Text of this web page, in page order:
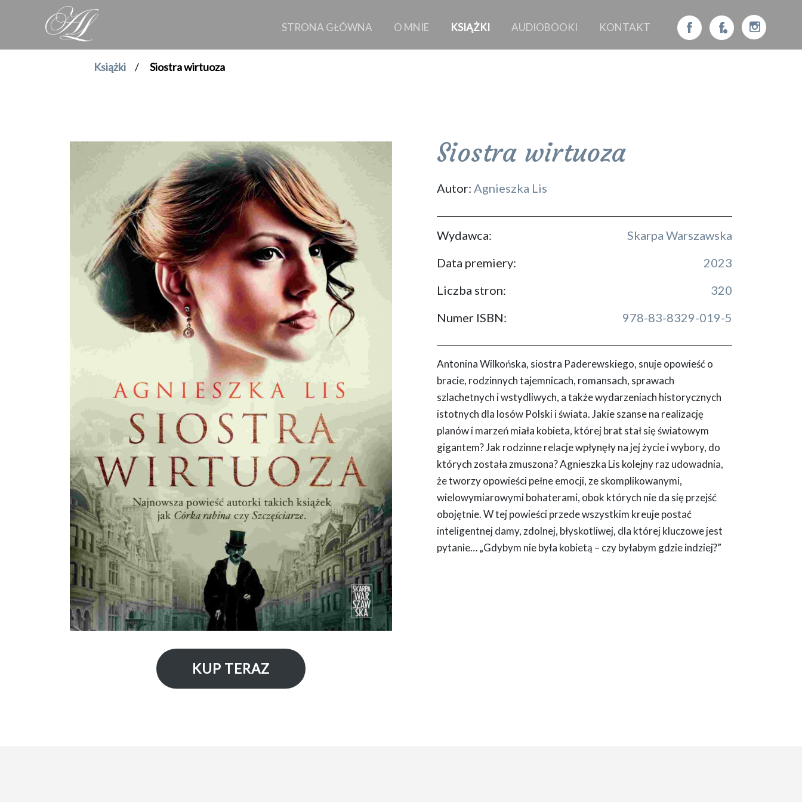
STRONA GŁÓWNA O MNIE KSIĄŻKI AUDIOBOOKI KONTAKT
Książki / Siostra wirtuoza
KUP TERAZ
Siostra wirtuoza
Autor: Agnieszka Lis
Wydawca:
Data premiery:
Liczba stron:
Numer ISBN:
Skarpa Warszawska
2023
320
978-83-8329-019-5
Antonina Wilkońska, siostra Paderewskiego, snuje opowieść o
bracie, rodzinnych tajemnicach, romansach, sprawach
szlachetnych i wstydliwych, a także wydarzeniach historycznych
istotnych dla losów Polski i świata. Jakie szanse na realizację
planów i marzeń miała kobieta, której brat stał się światowym
gigantem? Jak rodzinne relacje wpłynęły na jej życie i wybory, do
których została zmuszona? Agnieszka Lis kolejny raz udowadnia,
że tworzy opowieści pełne emocji, ze skomplikowanymi,
wielowymiarowymi bohaterami, obok których nie da się przejść
obojętnie. W tej powieści przede wszystkim kreuje postać
inteligentnej damy, zdolnej, błyskotliwej, dla której kluczowe jest
pytanie… „Gdybym nie była kobietą – czy byłabym gdzie indziej?”